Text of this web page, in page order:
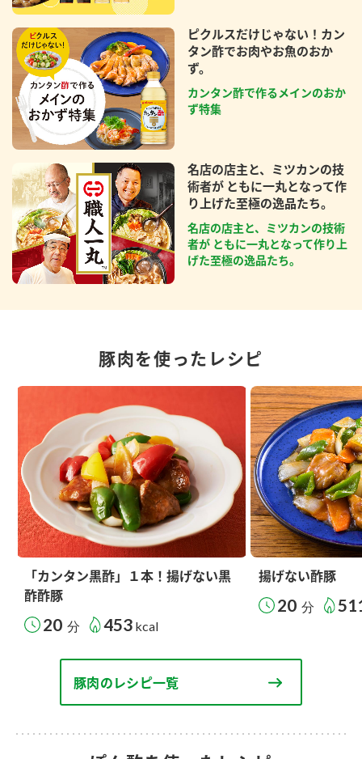
ピクルスだけじゃない！カン
タン酢でお肉やお魚のおか
ず。
カンタン酢で作るメインのおか
ず特集
名店の店主と、ミツカンの技
術者が ともに一丸となって作
り上げた至極の逸品たち。
名店の店主と、ミツカンの技術
者が ともに一丸となって作り上
げた至極の逸品たち。
豚肉を使ったレシピ
「カンタン黒酢」１本！揚げない黒
酢酢豚
20 分 453 kcal
揚げない酢豚
20 分
豚肉のレシピ一覧